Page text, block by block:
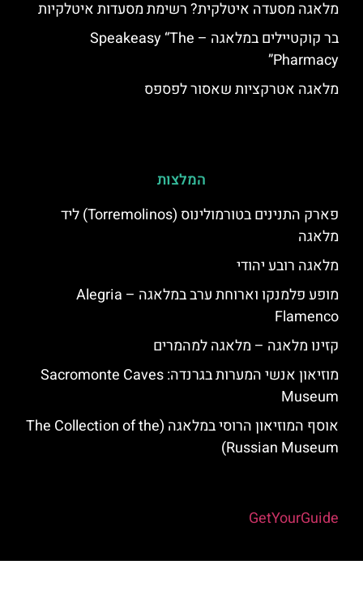
מלאגה מסעדה איטלקית? רשימת מסעדות איטלקיות
בר קוקטיילים במלאגה – Speakeasy “The
Pharmacy”
מלאגה אטרקציות שאסור לפספס
המלצות
פארק התנינים בטורמולינוס (Torremolinos) ליד
מלאגה
מלאגה רובע יהודי
מופע פלמנקו וארוחת ערב במלאגה – Alegria
Flamenco
קזינו מלאגה – מלאגה למהמרים
מוזיאון אנשי המערות בגרנדה: Sacromonte Caves
Museum
אוסף המוזיאון הרוסי במלאגה (The Collection of the
Russian Museum)
GetYourGuide